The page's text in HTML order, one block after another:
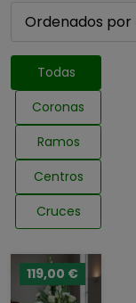
Todas
Coronas
Ramos
Centros
Cruces
119,00 €